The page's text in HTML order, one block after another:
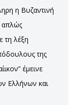
η Βυζαντινή
απλώς
τη λέξη
της
έμεινε
Ελλήνων και